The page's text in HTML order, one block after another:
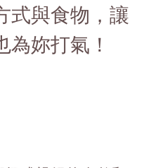
式與食物，讓
妳打氣！